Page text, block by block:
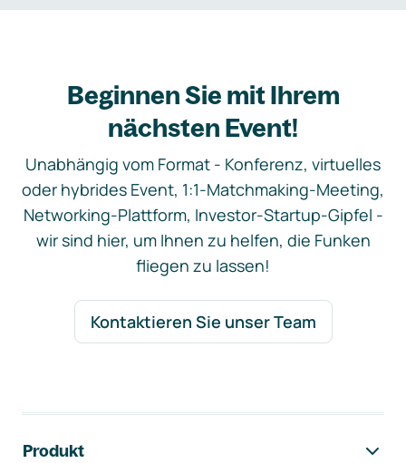
Beginnen Sie mit Ihrem
nächsten Event!
Unabhängig vom Format - Konferenz, virtuelles
oder hybrides Event, 1:1-Matchmaking-Meeting,
Networking-Plattform, Investor-Startup-Gipfel -
wir sind hier, um Ihnen zu helfen, die Funken
fliegen zu lassen!
Kontaktieren Sie unser Team
Produkt